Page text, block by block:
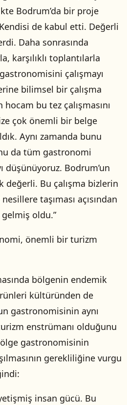
Bodrum’da bir proje
de kabul etti. Değerli
Daha sonrasında
karşılıklı toplantılarla
çalışmayı
bilimsel bir çalışma
hocam bu tez çalışmasını
çok önemli bir belge
Aynı zamanda bunu
da tüm gastronomi
düşünüyoruz. Bodrum’un
değerli. Bu çalışma bizlerin
taşıması açısından
gelmiş oldu.”
önemli bir turizm
bölgenin endemik
kültüründen de
gastronomisinin aynı
enstrümanı olduğunu
gastronomisinin
gerekliliğine vurgu
insan gücü. Bu